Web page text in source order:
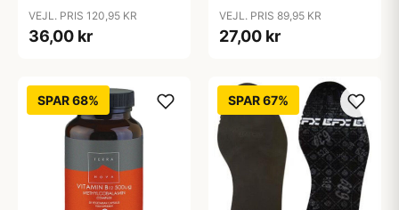
VEJL. PRIS 120,95 KR
36,00 kr
VEJL. PRIS 89,95 KR
27,00 kr
SPAR 68% SPAR 67%